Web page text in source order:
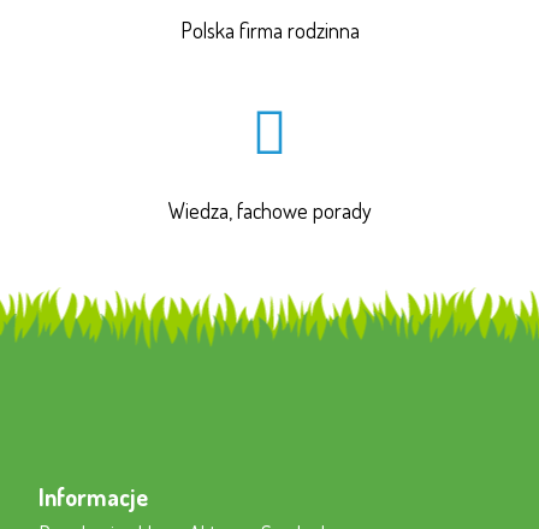
Polska firma rodzinna
Wiedza, fachowe porady
Informacje